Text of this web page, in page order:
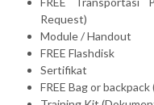
Request)
Module / Handout
FREE Flashdisk
Sertifikat
FREE Bag or